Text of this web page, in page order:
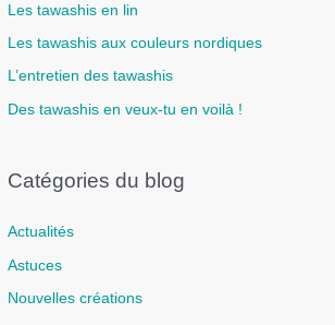
Les tawashis en lin
Les tawashis aux couleurs nordiques
L’entretien des tawashis
Des tawashis en veux-tu en voilà !
Catégories du blog
Actualités
Astuces
Nouvelles créations